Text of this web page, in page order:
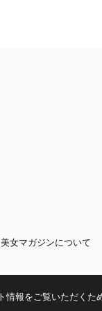
女マガジンについて
情報をご覧いただく